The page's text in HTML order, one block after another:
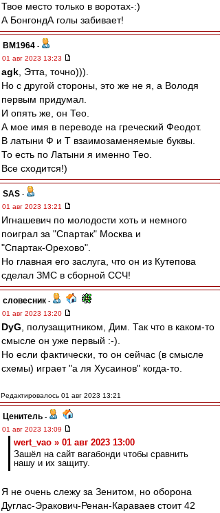
Твое место только в воротах-:)
А БонгондА голы забивает!
BM1964 -
01 авг 2023 13:23
agk , Этта, точно))).
Но с другой стороны, это же не я, а Володя
первым придумал.
И опять же, он Тео.
А мое имя в переводе на греческий Феодот.
В латыни Ф и Т взаимозаменяемые буквы.
То есть по Латыни я именно Тео.
Все сходится!)
SAS -
01 авг 2023 13:21
Игнашевич по молодости хоть и немного
поиграл за "Спартак" Москва и
"Спартак-Орехово".
Но главная его заслуга, что он из Кутепова
сделал ЗМС в сборной ССЧ!
словесник -
01 авг 2023 13:20
DyG , полузащитником, Дим. Так что в каком-то
смысле он уже первый :-).
Но если фактически, то он сейчас (в смысле
схемы) играет "а ля Хусаинов" когда-то.
Редактировалось 01 авг 2023 13:21
Ценитель -
01 авг 2023 13:09
wert_vao » 01 авг 2023 13:00
Зашёл на сайт вагабонди чтобы сравнить
нашу и их защиту.
Я не очень слежу за Зенитом, но оборона
Дуглас-Эракович-Ренан-Караваев стоит 42